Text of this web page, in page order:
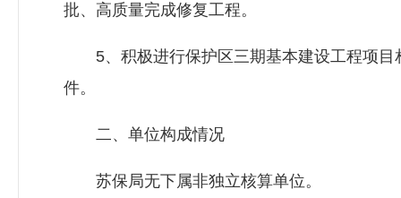
批、高质量完成修复工程。
5、积极进行保护区三期基本建设工程项目
件。
二、单位构成情况
苏保局无下属非独立核算单位。